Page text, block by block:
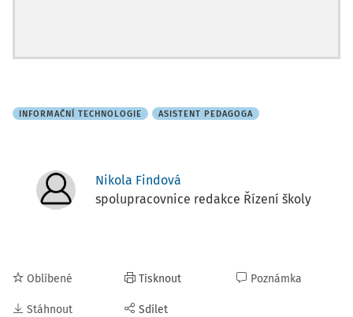
INFORMAČNÍ TECHNOLOGIE ASISTENT PEDAGOGA
Nikola Findová
spolupracovnice redakce Řízení školy
Oblíbené
Stáhnout
Tisknout
Sdílet
Poznámka